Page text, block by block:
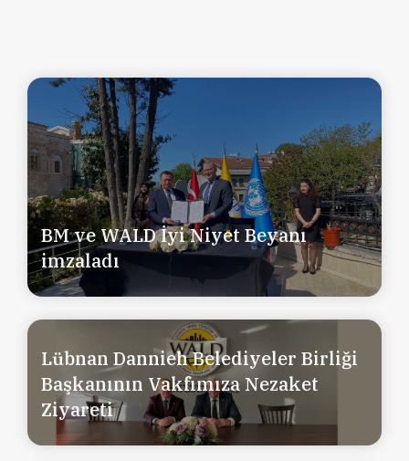
BM ve WALD İyi Niyet Beyanı
imzaladı
Lübnan Dannieh Belediyeler Birliği
Başkanının Vakfımıza Nezaket
Ziyareti